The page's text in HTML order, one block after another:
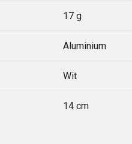
17 g
Aluminium
Wit
14 cm